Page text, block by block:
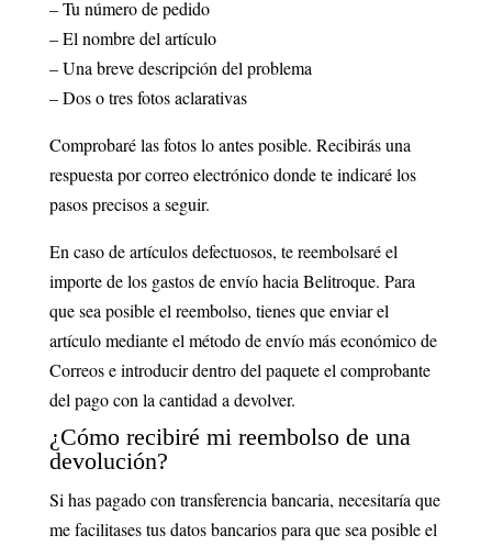
– Tu número de pedido
– El nombre del artículo
– Una breve descripción del problema
– Dos o tres fotos aclarativas
Comprobaré las fotos lo antes posible. Recibirás una
respuesta por correo electrónico donde te indicaré los
pasos precisos a seguir.
En caso de artículos defectuosos, te reembolsaré el
importe de los gastos de envío hacia Belitroque. Para
que sea posible el reembolso, tienes que enviar el
artículo mediante el método de envío más económico de
Correos e introducir dentro del paquete el comprobante
del pago con la cantidad a devolver.
¿Cómo recibiré mi reembolso de una
devolución?
Si has pagado con transferencia bancaria, necesitaría que
me facilitases tus datos bancarios para que sea posible el